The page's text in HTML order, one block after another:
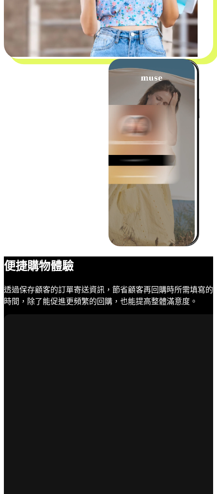
便捷購物體驗
透過保存顧客的訂單寄送資訊，節省顧客再回購時所需填寫的
時間，除了能促進更頻繁的回購，也能提高整體滿意度。